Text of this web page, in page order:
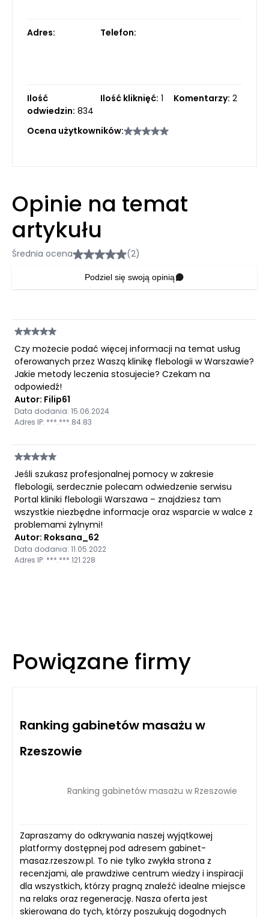
Adres: Telefon:
Ilość
odwiedzin: 834
Ilość kliknięć: 1 Komentarzy: 2
Ocena użytkowników:
Opinie na temat
artykułu
Średnia ocena (2)
Podziel się swoją opinią
Czy możecie podać więcej informacji na temat usług
oferowanych przez Waszą klinikę flebologii w Warszawie?
Jakie metody leczenia stosujecie? Czekam na
odpowiedź!
Autor: Filip61
Data dodania: 15.06.2024
Adres IP: ***.***.84.83
Jeśli szukasz profesjonalnej pomocy w zakresie
flebologii, serdecznie polecam odwiedzenie serwisu
Portal kliniki flebologii Warszawa – znajdziesz tam
wszystkie niezbędne informacje oraz wsparcie w walce z
problemami żylnymi!
Autor: Roksana_62
Data dodania: 11.05.2022
Adres IP: ***.***.121.228
Powiązane firmy
Ranking gabinetów masażu w
Rzeszowie
Ranking gabinetów masażu w Rzeszowie
Zapraszamy do odkrywania naszej wyjątkowej
platformy dostępnej pod adresem gabinet-
masaz.rzeszow.pl. To nie tylko zwykła strona z
recenzjami, ale prawdziwe centrum wiedzy i inspiracji
dla wszystkich, którzy pragną znaleźć idealne miejsce
na relaks oraz regenerację. Nasza oferta jest
skierowana do tych, którzy poszukują dogodnych